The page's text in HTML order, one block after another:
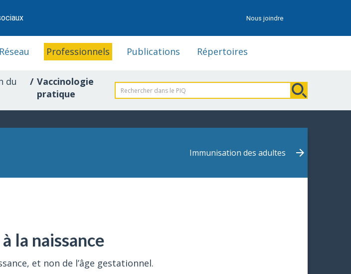
Nous joindre
Réseau Professionnels Publications Répertoires
du
Vaccinologie
pratique
Immunisation des adultes
la naissance
et non de l’âge gestationnel.